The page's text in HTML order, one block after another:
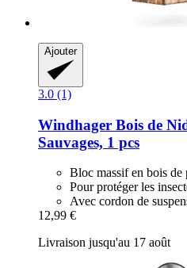
Ajouter
3.0 (1)
Windhager Bois de
Sauvages, 1 pcs
Bloc massif en bois de
Pour protéger les
Avec cordon de
12,99 €
Livraison jusqu'au 17 août